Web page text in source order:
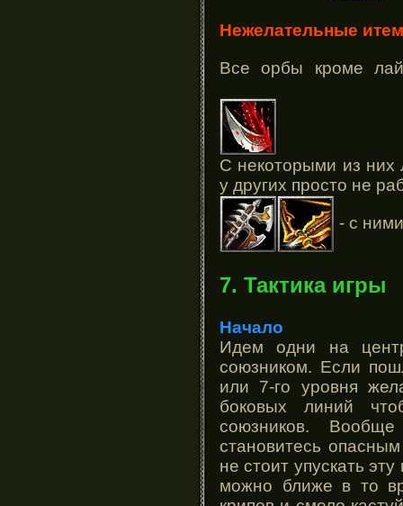
Нежелательные
Все орбы кроме
С некоторыми из них
у других просто не
- с
7. Тактика игры
Начало
Идем одни на
союзником. Если
или 7-го уровня
боковых линий
союзников.
становитесь
не стоит упускать
можно ближе в то